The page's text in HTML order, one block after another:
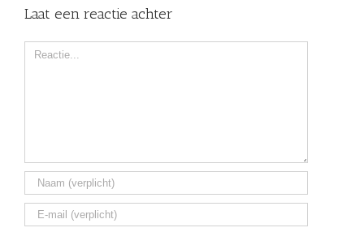
Laat een reactie achter
Comment